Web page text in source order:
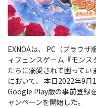
EXNOAは、 PC（ブラウザ
ィフェンスゲーム『モン
たちに溺愛されて困ってい
において、 本日2022年9
Google Play版の事前登録
ャンペーンを開始した。